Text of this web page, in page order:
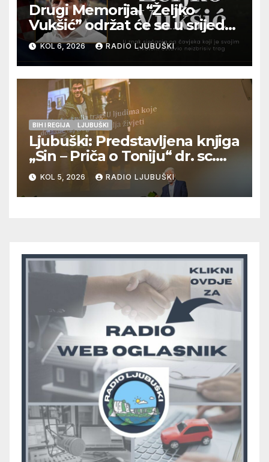
Drugi Memorijal “Željko
Vukšić” održat će se u srijedu
12. kolovoza u Otoku
KOL 6, 2026 RADIO LJUBUŠKI
BIH I REGIJA LJUBUŠKI
Ljubuški: Predstavljena knjiga
„Sin – Priča o Toniju“ dr. sc.
Zdenka Hercega
KOL 5, 2026 RADIO LJUBUŠKI